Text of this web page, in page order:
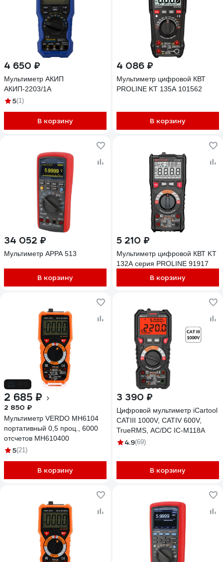
4 650 ₽
Мультиметр АКИП
АКИП-2203/1А
5(1)
В корзину
4 086 ₽
Мультиметр цифровой КВТ
PROLINE KT 135А 101562
В корзину
34 052 ₽
Мультиметр APPA 513
В корзину
5 210 ₽
Мультиметр цифровой КВТ KT
132А серия PROLINE 91917
В корзину
2 685 ₽
2 850 ₽
Мультиметр VERDO MH6104
портативный 0,5 проц., 6000
отсчетов MH610400
5(21)
В корзину
3 390 ₽
Цифровой мультиметр iCartool
CATIII 1000V, СATIV 600V,
TrueRMS, AC/DC IC-M118A
4.9(69)
В корзину